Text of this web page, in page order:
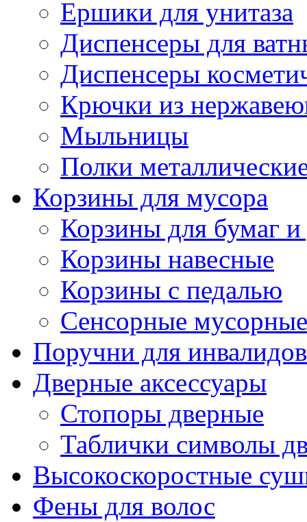
Ершики для унитаза
Диспенсеры для
Диспенсеры
Крючки из
Мыльницы
Полки
Корзины для мусора
Корзины для бумаг
Корзины навесные
Корзины с педалью
Сенсорные
Поручни для инвалидов
Дверные аксессуары
Стопоры дверные
Таблички символы
Высокоскоростные
Фены для волос